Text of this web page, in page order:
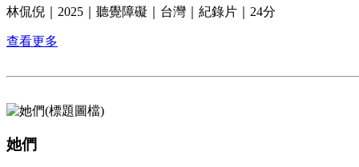
林侃倪｜2025｜聽覺障礙｜台灣｜紀錄片｜24分
查看更多
她們